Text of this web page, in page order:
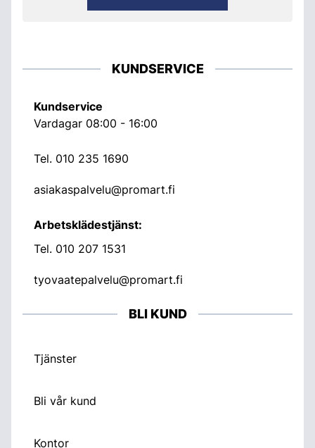
KUNDSERVICE
Kundservice
Vardagar 08:00 - 16:00
Tel. 010 235 1690
asiakaspalvelu@promart.fi
Arbetsklädestjänst:
Tel. 010 207 1531
tyovaatepalvelu@promart.fi
BLI KUND
Tjänster
Bli vår kund
Kontor